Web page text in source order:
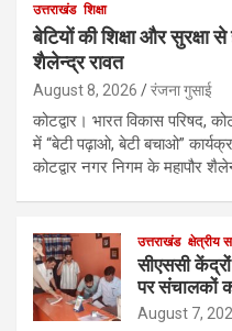
उत्तराखंड शिक्षा
बेटियों की शिक्षा और सुरक्षा
शैलेन्द्र रावत
August 8, 2026 रंजना गुसाई
कोटद्वार। भारत विकास परिषद,
में “बेटी पढ़ाओ, बेटी बचाओ”
कोटद्वार नगर निगम के महापौर
उत्तराखंड क्षेत्रीय
सीएससी
पर संचालकों
August 7,